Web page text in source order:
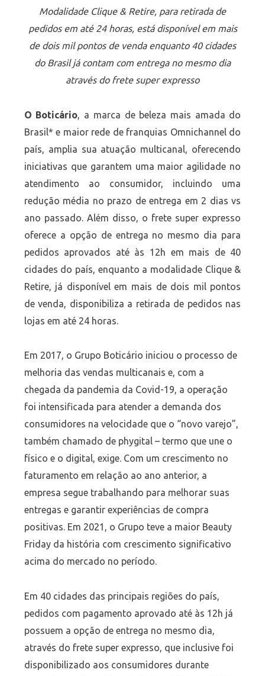
Modalidade Clique & Retire, para retirada de
pedidos em até 24 horas, está disponívelem mais
de dois mil pontos de venda enquanto 40 cidades
do Brasil já contam com entrega no mesmo dia
através do frete super expresso
O Boticário, a marca de beleza mais amada do
Brasil* e maior rede de franquias Omnichannel do
país, amplia sua atuação multicanal, oferecendo
iniciativas que garantem uma maior agilidade no
atendimento ao consumidor, incluindo uma
redução média no prazo de entrega em 2 dias vs
ano passado. Além disso, o frete super expresso
oferece a opção de entrega no mesmo dia para
pedidos aprovados até às 12h em mais de 40
cidades do país, enquanto a modalidade Clique &
Retire, já disponível em mais de dois mil pontos
de venda, disponibiliza a retirada de pedidos nas
lojas em até 24 horas.
Em 2017, o Grupo Boticário iniciou o processo de
melhoria das vendas multicanais e, com a
chegada da pandemia da Covid-19, a operação
foi intensificada para atender a demanda dos
consumidores na velocidade que o “novo varejo”,
também chamado de phygital – termo que une o
físico e o digital, exige. Com um crescimento no
faturamento em relação ao ano anterior, a
empresa segue trabalhando para melhorar suas
entregas e garantir experiências de compra
positivas. Em 2021, o Grupo teve a maior Beauty
Friday da história com crescimento significativo
acima do mercado no período.
Em 40 cidades das principais regiões do país,
pedidos com pagamento aprovado até às 12h já
possuem a opção de entrega no mesmo dia,
através do frete super expresso, que inclusive foi
disponibilizado aos consumidores durante